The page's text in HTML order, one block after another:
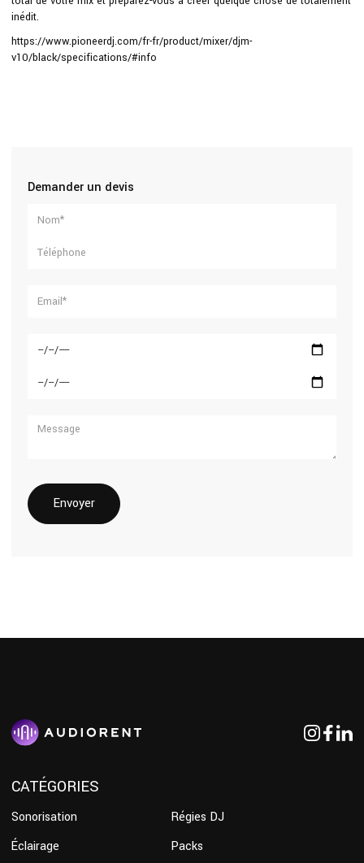
inédit.
https://www.pioneerdj.com/fr-fr/product/mixer/djm-
v10/black/specifications/#info
Demander un devis
CATÉGORIES
Sonorisation
Régies DJ
Éclairage
Packs